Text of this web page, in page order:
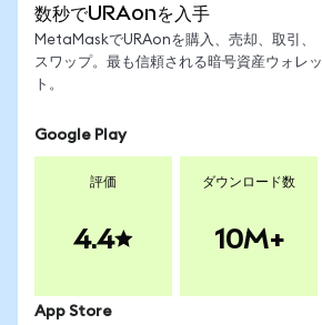
数秒でURAonを入手
MetaMaskでURAonを購入、売却、取引、
スワップ。最も信頼される暗号資産ウォレッ
ト。
Google Play
評価
4.4
ダウンロード数
10M+
App Store